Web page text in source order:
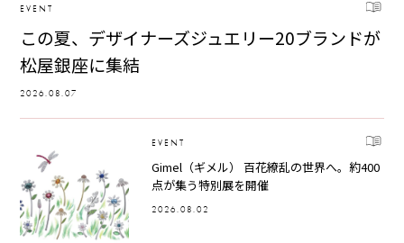
EVENT
この夏、デザイナーズジュエリー20ブランドが
松屋銀座に集結
2026.08.07
EVENT
Gimel（ギメル） 百花繚乱の世界へ。約400
点が集う特別展を開催
2026.08.02